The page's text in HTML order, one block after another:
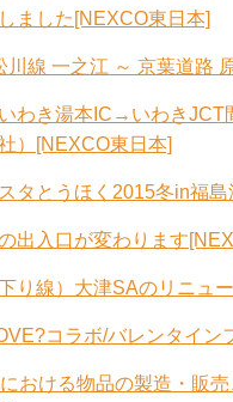
ました[NEXCO東日本]
川線 一之江 ～ 京葉道路
わき湯本IC→いわき
）[NEXCO東日本]
タとうほく2015冬in福
出入口が変わります
り線）大津SAのリニュ
コラボ/バレンタイ
おける物品の製造・販